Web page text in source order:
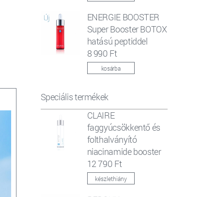
ENERGIE BOOSTER
Super Booster BOTOX
hatású peptiddel
8 990 Ft
kosárba
Speciális termékek
CLAIRE
faggyúcsökkentő és
folthalványító
niacinamide booster
12 790 Ft
készlethiány